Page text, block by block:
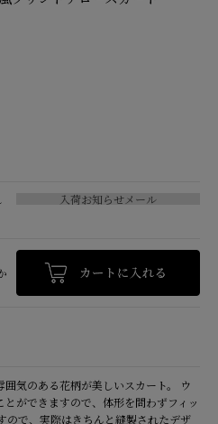
気のある花柄が美しいスカート。 ウ
ができますので、体形を問わずフィッ
ので、実際はきちんと縫製されたデザ